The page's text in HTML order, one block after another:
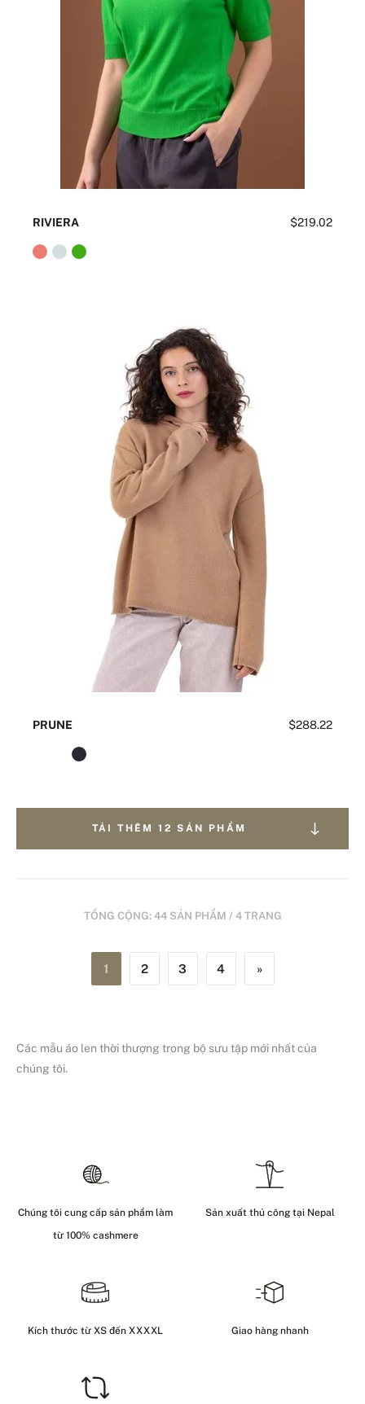
$219.02
RIVIERA
$288.22
PRUNE
TẢI THÊM 12 SẢN PHẨM
TỔNG CỘNG: 44 SẢN PHẨM / 4 TRANG
1 2 3 4 »
Các mẫu áo len thời thượng trong bộ sưu tập mới nhất của
chúng tôi.
Chúng tôi cung cấp sản phẩm làm
từ 100% cashmere
Sản xuất thủ công tại Nepal
Kích thước từ XS đến XXXXL Giao hàng nhanh